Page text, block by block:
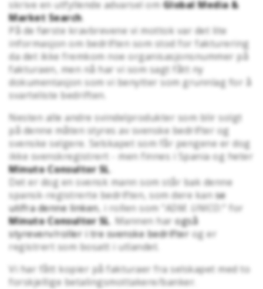
skrive en utfyllende advarsel omGlobal Media &
Market Search.
På de første kravbrevene vi mottok var det lite
informasjon om bedriften som stod for fakturering
da det ikke fremkom noe organisasjonsnummer på
fakturaen, men nå har vi som sagt fått ny
dokumentasjon som vi benytter som grunnlag for å
svarteliste bedriften.
Nesten alle andre svindelprodukter som blir solgt
på denne måten styres av svenske bedrifter og
svenske selgere. Selskapet som får pengene er dog
ikke svenskregistrert - men finnes i Spania og heter
Minuto Consultor SL.
Det er dog en svensk mann som står bak denne
spansk-registrerte bedriften, som dere kanse
utifra denne linken, i rollen som " ADM. UNICO:
" for
Minuto Consultor SL. Mannen harogså
styreverv/roller i tre svenske bedrifter og er
registrert som bosatt i utlandet.
Vi har fått kopier på fakturaer fra selskapet med to
forskjellige betalingsmottakere/banker.